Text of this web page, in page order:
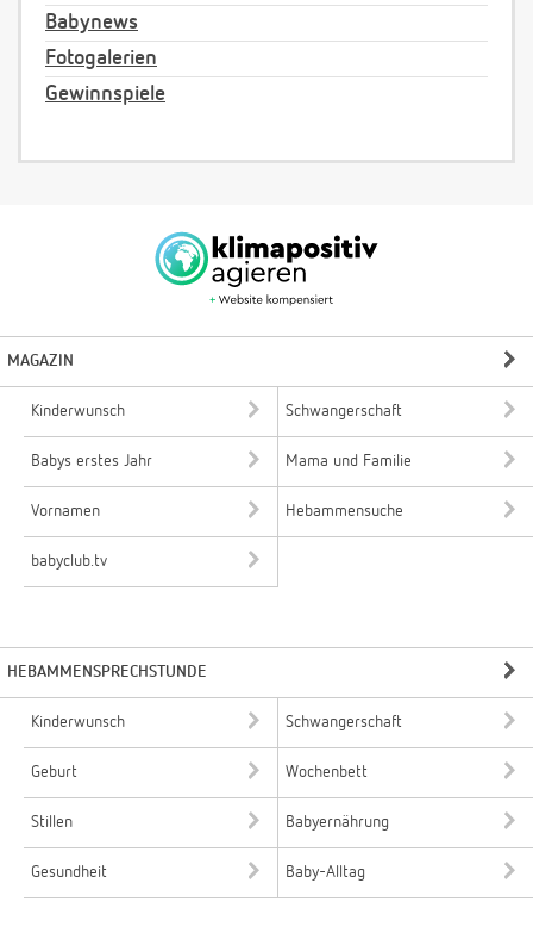
Babynews
Fotogalerien
Gewinnspiele
MAGAZIN
Kinderwunsch Schwangerschaft
Babys erstes Jahr Mama und Familie
Vornamen Hebammensuche
babyclub.tv
HEBAMMENSPRECHSTUNDE
Kinderwunsch Schwangerschaft
Geburt Wochenbett
Stillen Babyernährung
Gesundheit Baby-Alltag